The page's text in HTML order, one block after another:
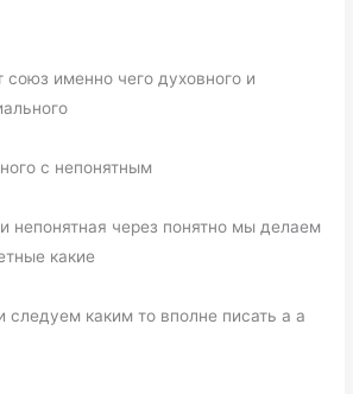
союз именно чего духовного и
с непонятным
непонятная через понятно мы делаем
какие
следуем каким то вполне писать а а